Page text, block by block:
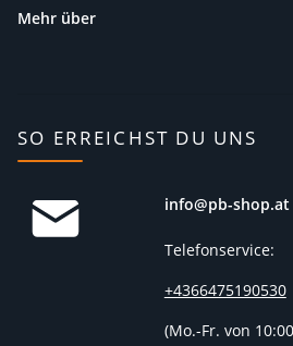
Mehr über
SO ERREICHST DU UNS
info@pb-shop.at
Telefonservice:
+4366475190530
(Mo.-Fr. von